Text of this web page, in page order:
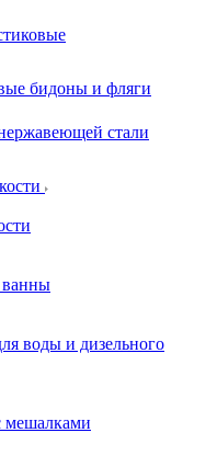
бидоны и фляги
стали
воды и дизельного
мешалками